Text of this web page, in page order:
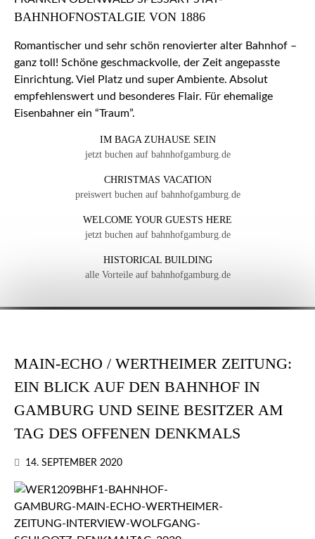
BAHNHOFNOSTALGIE VON 1886
Romantischer und sehr schön renovierter alter Bahnhof –
ganz toll! Schöne geschmackvolle, der Zeit angepasste
Einrichtung. Viel Platz und super Ambiente. Absolut
empfehlenswert und besonderes Flair. Für ehemalige
Eisenbahner ein “Traum”.
IM BAGA ZUHAUSE SEIN
jetzt buchen auf bahnhofgamburg.de
CHRISTMAS VACATION
preiswert buchen auf bahnhofgamburg.de
WELCOME YOUR GUESTS HERE
jetzt buchen auf bahnhofgamburg.de
HISTORICAL BUILDING
alle Vorteile auf bahnhofgamburg.de
MAIN-ECHO / WERTHEIMER ZEITUNG:
EIN BLICK AUF DEN BAHNHOF IN
GAMBURG UND SEINE BESITZER AM
TAG DES OFFENEN DENKMALS
14. SEPTEMBER 2020